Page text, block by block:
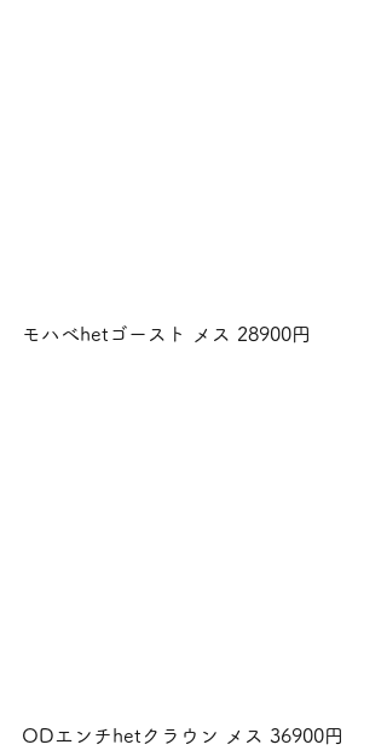
モハべhetゴースト メス 28900円
ODエンチhetクラウン メス 36900円